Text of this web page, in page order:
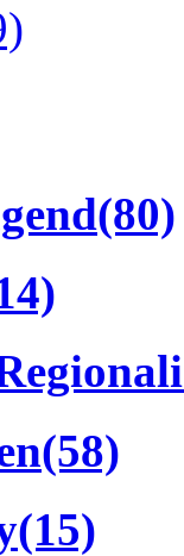
(80)
(58)
(15)